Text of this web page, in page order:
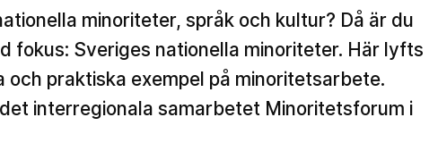
minoriteter, språk och kultur? Då är du
fokus: Sveriges nationella minoriteter. Här lyfts
och praktiska exempel på minoritetsarbete.
interregionala samarbetet Minoritetsforum i